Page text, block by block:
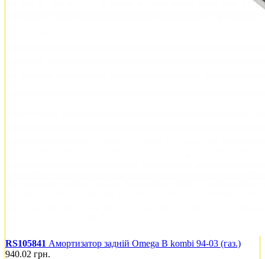
RS105841 Амортизатор задній Omega B kombi 94-03 (газ.)
940.02 грн.